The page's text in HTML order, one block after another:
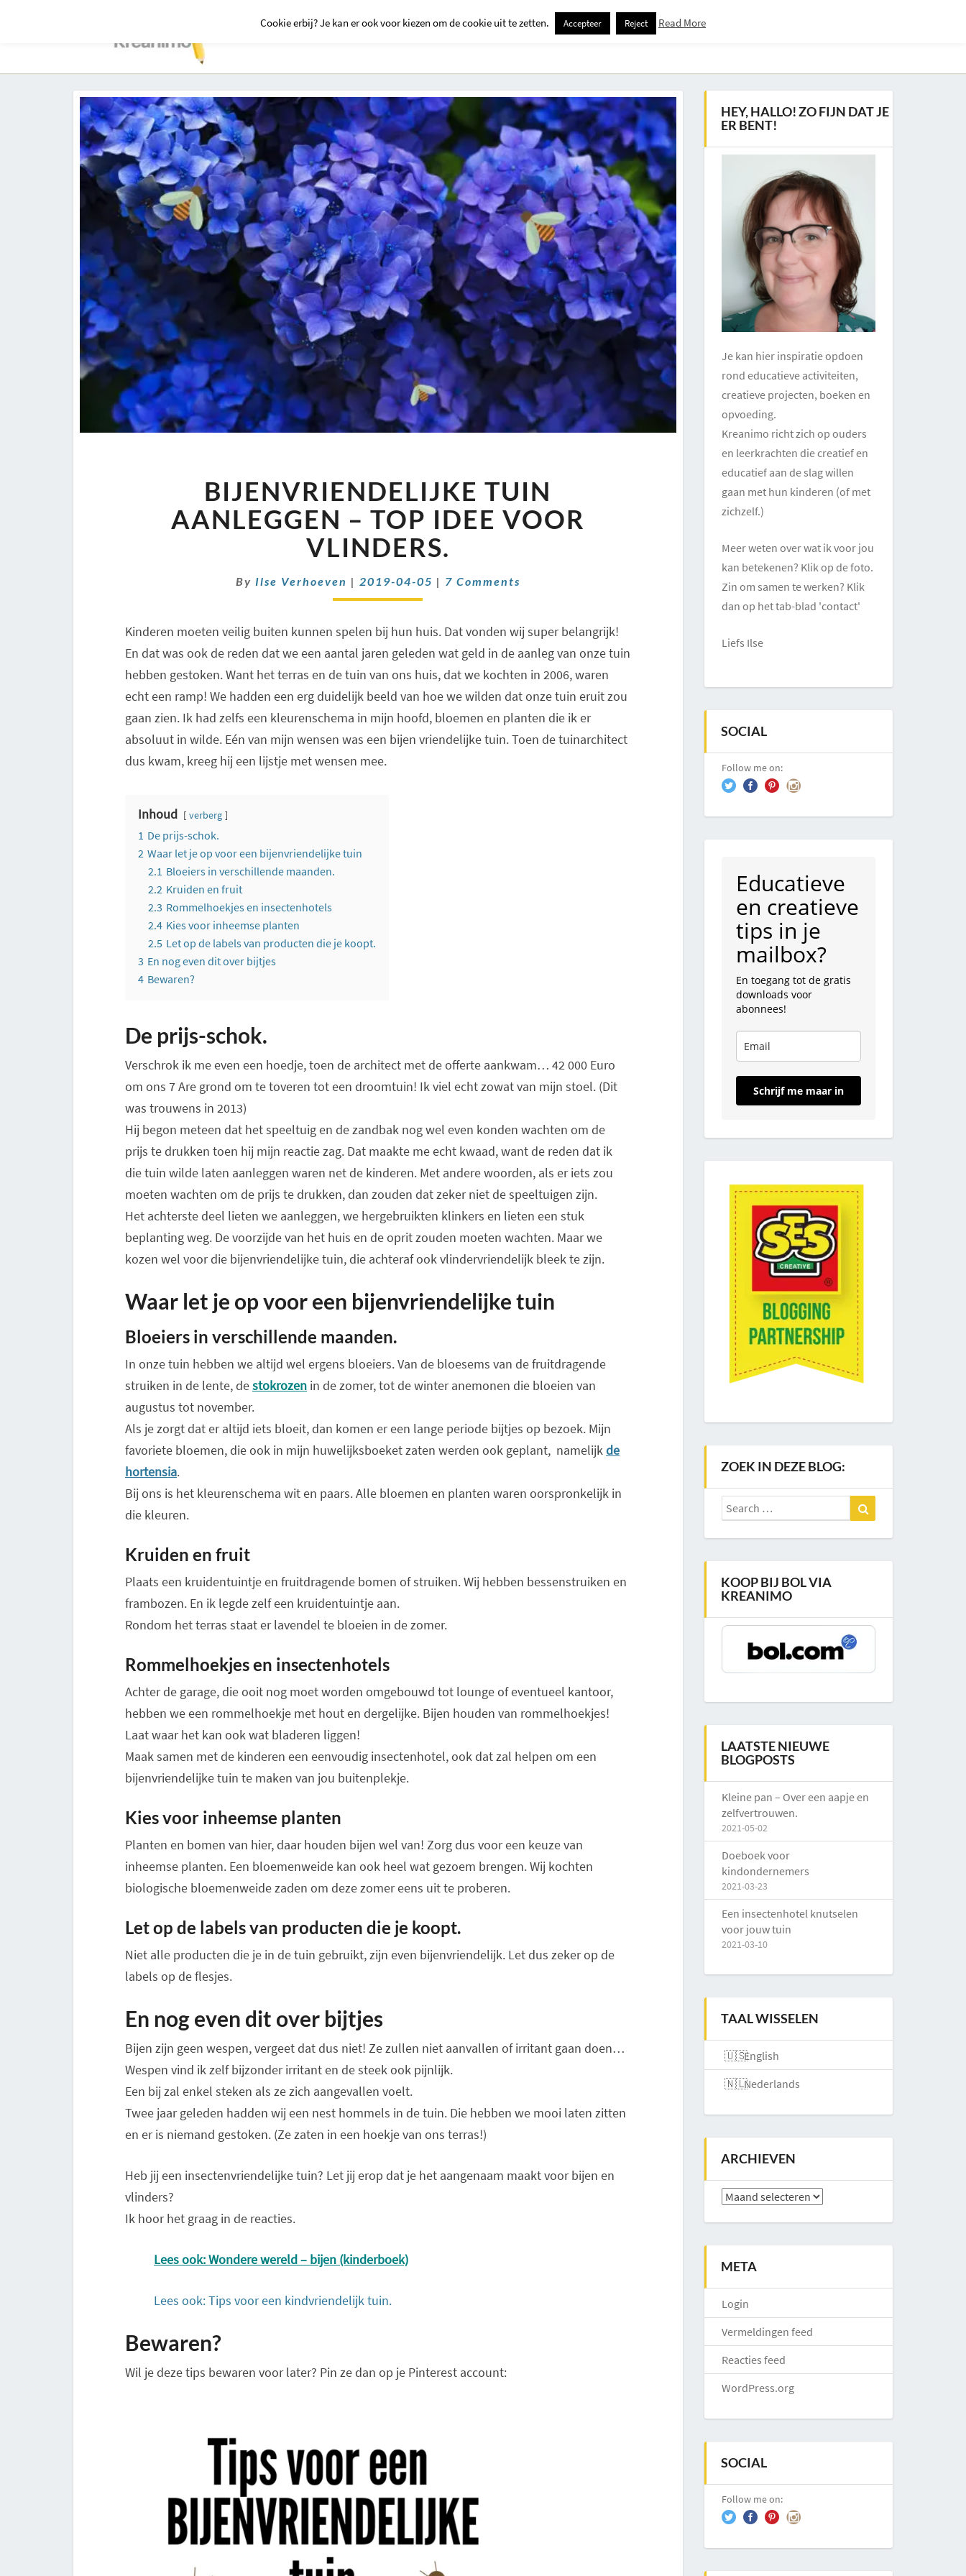
Contact Kids Creatief Erop Uit Huis En Tuin Downloadspagina – Voor Nieuwsbrief Abonnees
TUIN
AANLEGGEN
TOP
IDEE
VOOR
VLINDERS.
BIJENVRIENDELIJKE TUIN
AANLEGGEN – TOP IDEE VOOR
VLINDERS.
By Ilse Verhoeven | 2019-04-05 | Comments
7 Comments
Kinderen moeten veilig buiten kunnen spelen bij hun huis. Dat vonden wij super belangrijk!
En dat was ook de reden dat we een aantal jaren geleden wat geld in de aanleg van onze tuin
hebben gestoken. Want het terras en de tuin van ons huis, dat we kochten in 2006, waren
echt een ramp! We hadden een erg duidelijk beeld van hoe we wilden dat onze tuin eruit zou
gaan zien. Ik had zelfs een kleurenschema in mijn hoofd, bloemen en planten die ik er
absoluut in wilde. Eén van mijn wensen was een bijen vriendelijke tuin. Toen de tuinarchitect
dus kwam, kreeg hij een lijstje met wensen mee.
Inhoud verberg
1 De prijs-schok.
2 Waar let je op voor een bijenvriendelijke tuin
2.1 Bloeiers in verschillende maanden.
2.2 Kruiden en fruit
2.3 Rommelhoekjes en insectenhotels
2.4 Kies voor inheemse planten
2.5 Let op de labels van producten die je koopt.
3 En nog even dit over bijtjes
4 Bewaren?
De prijs-schok.
Verschrok ik me even een hoedje, toen de architect met de offerte aankwam… 42 000 Euro
om ons 7 Are grond om te toveren tot een droomtuin! Ik viel echt zowat van mijn stoel. (Dit
was trouwens in 2013)
Hij begon meteen dat het speeltuig en de zandbak nog wel even konden wachten om de
prijs te drukken toen hij mijn reactie zag. Dat maakte me echt kwaad, want de reden dat ik
die tuin wilde laten aanleggen waren net de kinderen. Met andere woorden, als er iets zou
moeten wachten om de prijs te drukken, dan zouden dat zeker niet de speeltuigen zijn.
Het achterste deel lieten we aanleggen, we hergebruikten klinkers en lieten een stuk
beplanting weg. De voorzijde van het huis en de oprit zouden moeten wachten. Maar we
kozen wel voor die bijenvriendelijke tuin, die achteraf ook vlindervriendelijk bleek te zijn.
Waar let je op voor een bijenvriendelijke tuin
Bloeiers in verschillende maanden.
In onze tuin hebben we altijd wel ergens bloeiers. Van de bloesems van de fruitdragende
struiken in de lente, destokrozen in de zomer, tot de winter anemonen die bloeien van
augustus tot november.
Als je zorgt dat er altijd iets bloeit, dan komen er een lange periode bijtjes op bezoek. Mijn
favoriete bloemen, die ook in mijn huwelijksboeket zaten werden ook geplant, namelijk de
hortensia.
Bij ons is het kleurenschema wit en paars. Alle bloemen en planten waren oorspronkelijk in
die kleuren.
Kruiden en fruit
Plaats een kruidentuintje en fruitdragende bomen of struiken. Wij hebben bessenstruiken en
frambozen. En ik legde zelf een kruidentuintje aan.
Rondom het terras staat er lavendel te bloeien in de zomer.
Rommelhoekjes en insectenhotels
Achter de garage, die ooit nog moet worden omgebouwd tot lounge of eventueel kantoor,
hebben we een rommelhoekje met hout en dergelijke. Bijen houden van rommelhoekjes!
Laat waar het kan ook wat bladeren liggen!
Maak samen met de kinderen een eenvoudig insectenhotel, ook dat zal helpen om een
bijenvriendelijke tuin te maken van jou buitenplekje.
Kies voor inheemse planten
Planten en bomen van hier, daar houden bijen wel van! Zorg dus voor een keuze van
inheemse planten. Een bloemenweide kan ook heel wat gezoem brengen. Wij kochten
biologische bloemenweide zaden om deze zomer eens uit te proberen.
Let op de labels van producten die je koopt.
Niet alle producten die je in de tuin gebruikt, zijn even bijenvriendelijk. Let dus zeker op de
labels op de flesjes.
En nog even dit over bijtjes
Bijen zijn geen wespen, vergeet dat dus niet! Ze zullen niet aanvallen of irritant gaan doen…
Wespen vind ik zelf bijzonder irritant en de steek ook pijnlijk.
Een bij zal enkel steken als ze zich aangevallen voelt.
Twee jaar geleden hadden wij een nest hommels in de tuin. Die hebben we mooi laten zitten
en er is niemand gestoken. (Ze zaten in een hoekje van ons terras!)
Heb jij een insectenvriendelijke tuin? Let jij erop dat je het aangenaam maakt voor bijen en
vlinders?
Ik hoor het graag in de reacties.
Lees ook: Wondere wereld – bijen (kinderboek)
Lees ook: Tips voor een kindvriendelijk tuin.
Bewaren?
Wil je deze tips bewaren voor later? Pin ze dan op je Pinterest account:
HEY, HALLO! ZO FIJN DAT JE
ER BENT!
Je kan hier inspiratie opdoen
rond educatieve activiteiten,
creatieve projecten, boeken en
opvoeding.
Kreanimo richt zich op ouders
en leerkrachten die creatief en
educatief aan de slag willen
gaan met hun kinderen (of met
zichzelf.)
Meer weten over wat ik voor jou
kan betekenen? Klik op de foto.
Zin om samen te werken? Klik
dan op het tab-blad 'contact'
Liefs Ilse
SOCIAL
Follow me on:
Educatieve
en creatieve
tips in je
mailbox?
En toegang tot de gratis
downloads voor
abonnees!
Schrijf me maar in
ZOEK IN DEZE BLOG:
Search
for:
KOOP BIJ BOL VIA
KREANIMO
LAATSTE NIEUWE
BLOGPOSTS
Kleine pan – Over een aapje en
zelfvertrouwen.
2021-05-02
Doeboek voor
kindondernemers
2021-03-23
Een insectenhotel knutselen
voor jouw tuin
2021-03-10
TAAL WISSELEN
English
Nederlands
ARCHIEVEN
Archieven
META
Login
Vermeldingen feed
Reacties feed
WordPress.org
SOCIAL
Follow me on:
Cookie erbij? Je kan er ook voor kiezen om de cookie uit te zetten. Accepteer Reject Read More